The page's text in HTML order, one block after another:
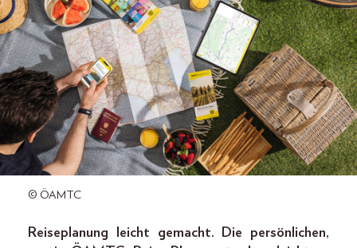
© ÖAMTC
Reiseplanung leicht gemacht. Die persönlichen,